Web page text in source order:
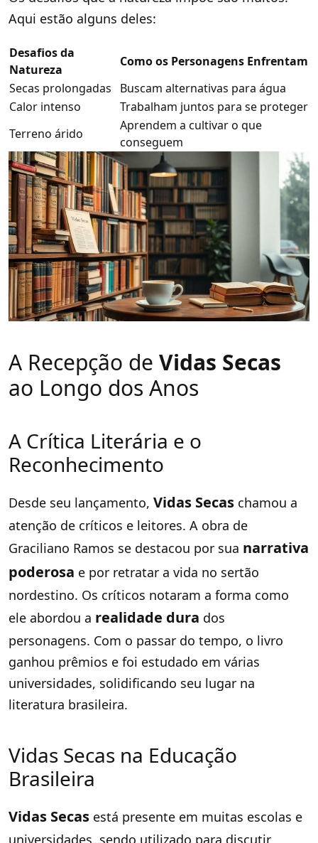
Aqui estão alguns deles:
Desafios da
Natureza
Como os Personagens Enfrentam
Secas prolongadas
Buscam alternativas para água
Calor intenso
Trabalham juntos para se proteger
Terreno árido
Aprendem a cultivar o que
conseguem
A Recepção de Vidas Secas
ao Longo dos Anos
A Crítica Literária e o
Reconhecimento
Desde seu lançamento, Vidas Secas chamou a
atenção de críticos e leitores. A obra de
Graciliano Ramos se destacou por sua narrativa
poderosa e por retratar a vida no sertão
nordestino. Os críticos notaram a forma como
ele abordou a realidade dura dos
personagens. Com o passar do tempo, o livro
ganhou prêmios e foi estudado em várias
universidades, solidificando seu lugar na
literatura brasileira.
Vidas Secas na Educação
Brasileira
Vidas Secas está presente em muitas escolas e
universidades, sendo utilizado para discutir